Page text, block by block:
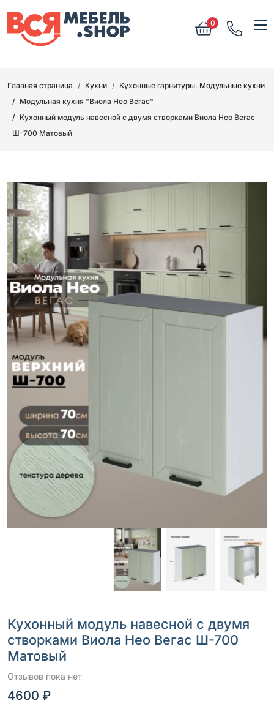
0
Главная страница Кухни
Кухонные гарнитуры. Модульные кухни
Модульная кухня "Виола Нео Вегас"
Кухонный модуль навесной с двумя створками Виола Нео Вегас
Ш-700 Матовый
Кухонный модуль навесной с двумя
створками Виола Нео Вегас Ш-700
Матовый
Отзывов пока нет
4600 ₽